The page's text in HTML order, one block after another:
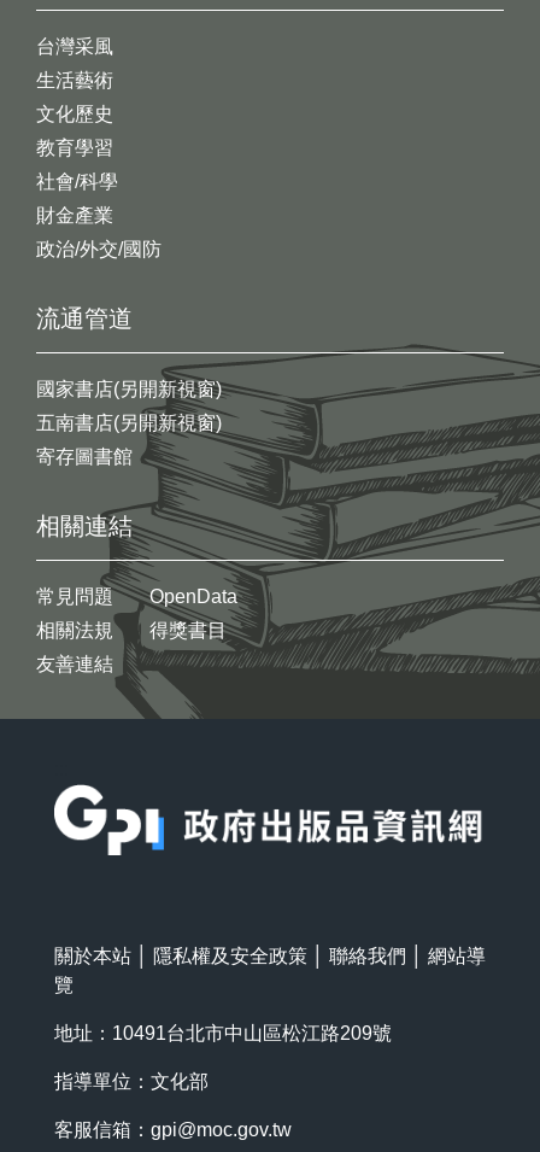
台灣采風
生活藝術
文化歷史
教育學習
社會/科學
財金產業
政治/外交/國防
流通管道
國家書店(另開新視窗)
五南書店(另開新視窗)
寄存圖書館
相關連結
常見問題
相關法規
友善連結
OpenData
得獎書目
關於本站 隱私權及安全政策 聯絡我們
網站導
覽
地址：10491台北市中山區松江路209號
指導單位：文化部
客服信箱： gpi@moc.gov.tw